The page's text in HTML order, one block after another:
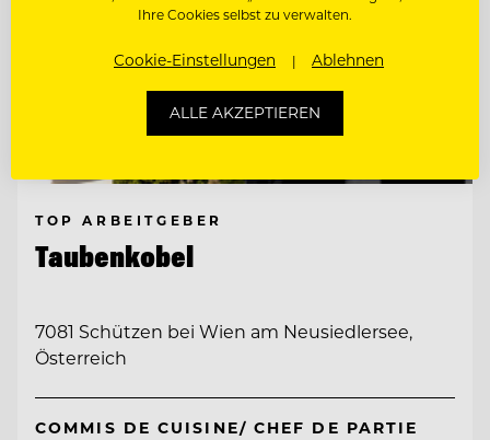
TOP ARBEITGEBER
Taubenkobel
7081 Schützen bei Wien am Neusiedlersee,
Österreich
COMMIS DE CUISINE/ CHEF DE PARTIE
Ihre Cookies selbst zu verwalten.
Cookie-Einstellungen Ablehnen
ALLE AKZEPTIEREN